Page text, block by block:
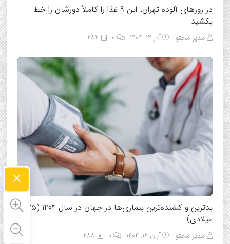
در روزهای آلوده تهران، این ۹ غذا را کاملاً دورشان را خط
بکشید
مدیر محتوا آذر ۱۲, ۱۴۰۴ 282
بدترین و کشنده‌ترین بیماری‌ها در جهان در سال ۱۴۰۴ (۲۰۲۵
میلادی)
مدیر محتوا آبان ۱۶, ۱۴۰۴ 288
×